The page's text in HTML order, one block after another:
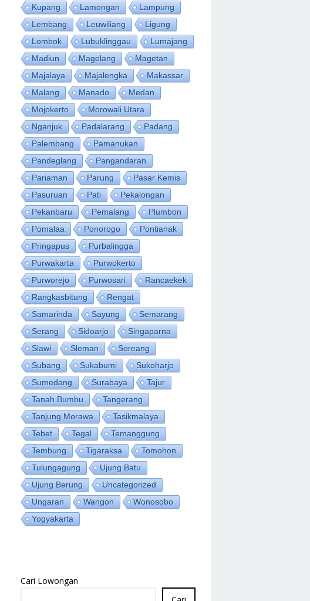
Kupang
Lamongan
Lampung
Lembang
Leuwiliang
Ligung
Lombok
Lubuklinggau
Lumajang
Madiun
Magelang
Magetan
Majalaya
Majalengka
Makassar
Malang
Manado
Medan
Mojokerto
Morowali Utara
Nganjuk
Padalarang
Padang
Palembang
Pamanukan
Pandeglang
Pangandaran
Pariaman
Parung
Pasar Kemis
Pasuruan
Pati
Pekalongan
Pekanbaru
Pemalang
Plumbon
Pomalaa
Ponorogo
Pontianak
Pringapus
Purbalingga
Purwakarta
Purwokerto
Purworejo
Purwosari
Rancaekek
Rangkasbitung
Rengat
Samarinda
Sayung
Semarang
Serang
Sidoarjo
Singaparna
Slawi
Sleman
Soreang
Subang
Sukabumi
Sukoharjo
Sumedang
Surabaya
Tajur
Tanah Bumbu
Tangerang
Tanjung Morawa
Tasikmalaya
Tebet
Tegal
Temanggung
Tembung
Tigaraksa
Tomohon
Tulungagung
Ujung Batu
Ujung Berung
Uncategorized
Ungaran
Wangon
Wonosobo
Yogyakarta
Cari Lowongan